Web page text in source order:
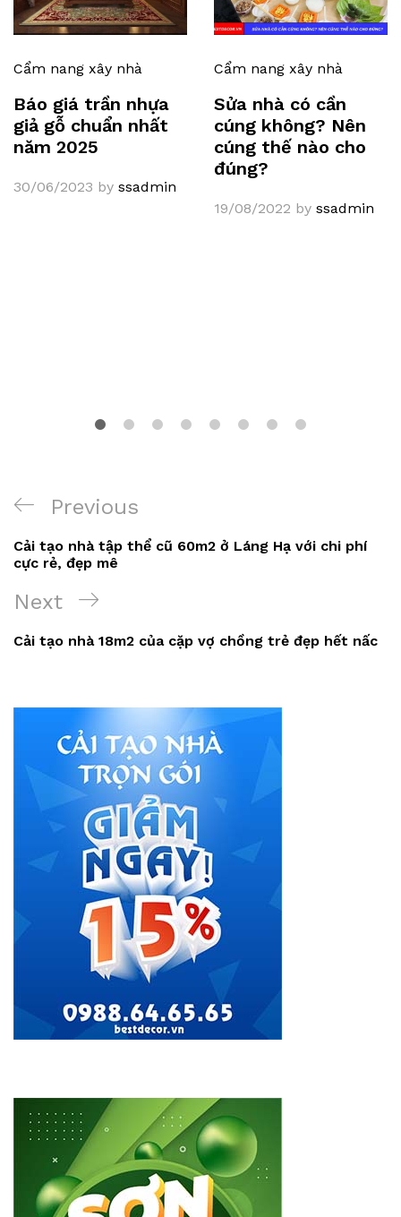
Cẩm nang xây nhà
Báo giá trần nhựa
giả gỗ chuẩn nhất
năm 2025
30/06/2023 by ssadmin
Cẩm nang xây nhà
Sửa nhà có cần
cúng không? Nên
cúng thế nào cho
đúng?
19/08/2022 by ssadmin
Điều
hướng
bài
viết
Previous
Post
Previous
Cải tạo nhà tập thể cũ 60m2 ở Láng Hạ với chi phí
cực rẻ, đẹp mê
Next
Post
Next
Cải tạo nhà 18m2 của cặp vợ chồng trẻ đẹp hết nấc